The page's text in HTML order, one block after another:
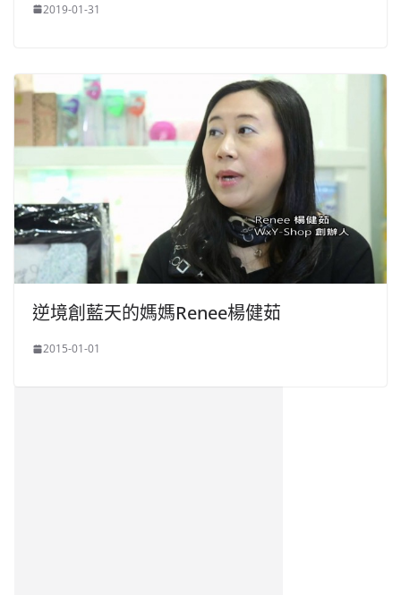
2019-01-31
逆境創藍天的媽媽Renee楊健茹
2015-01-01